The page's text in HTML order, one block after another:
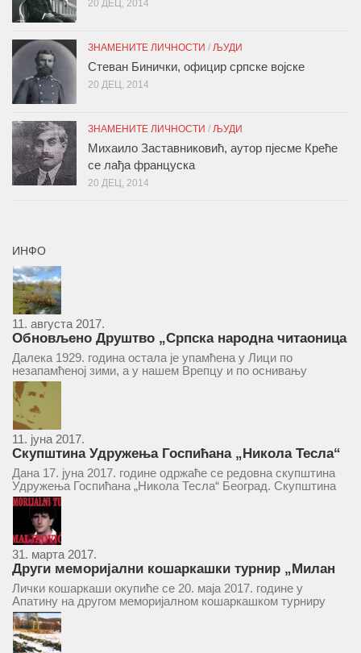
20 ДЕЦ, 2014
ЗНАМЕНИТЕ ЛИЧНОСТИ / ЉУДИ
Стеван Бинички, официр српске војске
20 ДЕЦ, 2014
ЗНАМЕНИТЕ ЛИЧНОСТИ / ЉУДИ
Михаило Заставниковић, аутор пјесме Креће
се лађа француска
20 ДЕЦ, 2014
ИНФО
11. августа 2017.
Обновљено Друштво „Српска народна читаоница
и књижница“ у Врепцу
Далека 1929. година остала је упамћена у Лици по
незапамћеној зими, а у нашем Врепцу и по оснивању
Друштва „Српска народна читаоница и књижница у
Врепцу“. Потакнути потребом за културним и духовним
уздизањем група...
11. јуна 2017.
Скупштина Удружења Госпићана „Никола Тесла“
у суботу 17. јуна 2017.
Дана 17. јуна 2017. године одржаће се редовна скупштина
Удружења Госпићана „Никола Тесла“ Београд. Скупштина
ће се одржати у простору ресторана „Тесла“, Савски трг бр.
9 Београд, у 11 часова. За Скупштину је предложен...
31. марта 2017.
Други меморијални кошаркашки турнир „Милан
Маљковић Маљак“ у Апатину 20. маја 2017.
Лички кошаркаши окупиће се 20. маја 2017. године у
Апатину на другом меморијалном кошаркашком турниру
„Милан Маљковић Маљак“. Као и прошле године,
учествоваће екипе Госпића, Личког Осика, Плашког, као и
комбинована екипа кошаркаша из...